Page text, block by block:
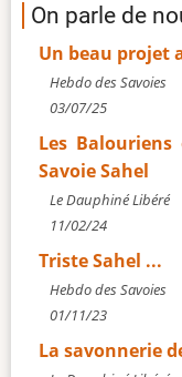
On parle de
Un beau projet
Hebdo des Savoies
03/07/25
Les
Savoie Sahel
Le Dauphiné Libéré
11/02/24
Triste Sahel ...
Hebdo des Savoies
01/11/23
La savonnerie